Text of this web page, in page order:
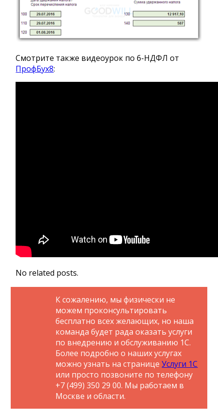
Смотрите также видеоурок по 6-НДФЛ от
ПрофБух8:
No related posts.
К сожалению, мы физически не
можем проконсультировать
бесплатно всех желающих, но наша
команда будет рада оказать услуги
по внедрению и обслуживанию 1С.
Более подробно о наших услугах
можно узнать на страницеУслуги 1С
или просто позвоните по телефону
+7 (499) 350 29 00. Мы работаем в
Москве и области.